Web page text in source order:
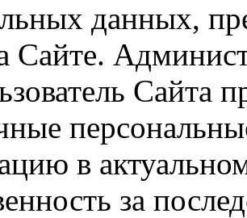
данных,
Сайте.
Сайта
в
за